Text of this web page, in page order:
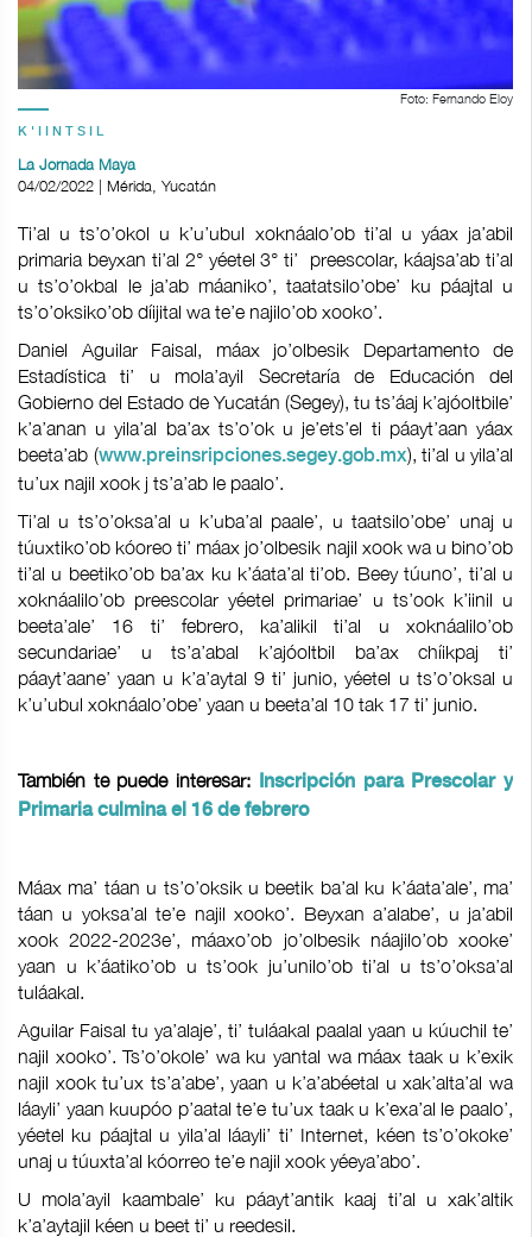
Foto: Fernando Eloy
K'IINTSIL
La Jornada Maya
04/02/2022 | Mérida, Yucatán
Ti’al u ts’o’okol u k’u’ubul xoknáalo’ob ti’al u yáax ja’abil
primaria beyxan ti’al 2° yéetel 3° ti’ preescolar, káajsa’ab ti’al
u ts’o’okbal le ja’ab máaniko’, taatatsilo’obe’ ku páajtal u
ts’o’oksiko’ob díijital wa te’e najilo’ob xooko’.
Daniel Aguilar Faisal, máax jo’olbesik Departamento de
Estadística ti’ u mola’ayil Secretaría de Educación del
Gobierno del Estado de Yucatán (Segey), tu ts’áaj k’ajóoltbile’
k’a’anan u yila’al ba’ax ts’o’ok u je’ets’el ti páayt’aan yáax
beeta’ab (www.preinsripciones.segey.gob.mx), ti’al u yila’al
tu’ux najil xook j ts’a’ab le paalo’.
Ti’al u ts’o’oksa’al u k’uba’al paale’, u taatsilo’obe’ unaj u
túuxtiko’ob kóoreo ti’ máax jo’olbesik najil xook wa u bino’ob
ti’al u beetiko’ob ba’ax ku k’áata’al ti’ob. Beey túuno’, ti’al u
xoknáalilo’ob preescolar yéetel primariae’ u ts’ook k’iinil u
beeta’ale’ 16 ti’ febrero, ka’alikil ti’al u xoknáalilo’ob
secundariae’ u ts’a’abal k’ajóoltbil ba’ax chíikpaj ti’
páayt’aane’ yaan u k’a’aytal 9 ti’ junio, yéetel u ts’o’oksal u
k’u’ubul xoknáalo’obe’ yaan u beeta’al 10 tak 17 ti’ junio.
También te puede interesar:
Inscripción para Prescolar y
Primaria culmina el 16 de febrero
Máax ma’ táan u ts’o’oksik u beetik ba’al ku k’áata’ale’, ma’
táan u yoksa’al te’e najil xooko’. Beyxan a’alabe’, u ja’abil
xook 2022-2023e’, máaxo’ob jo’olbesik náajilo’ob xooke’
yaan u k’áatiko’ob u ts’ook ju’unilo’ob ti’al u ts’o’oksa’al
tuláakal.
Aguilar Faisal tu ya’alaje’, ti’ tuláakal paalal yaan u kúuchil te’
najil xooko’. Ts’o’okole’ wa ku yantal wa máax taak u k’exik
najil xook tu’ux ts’a’abe’, yaan u k’a’abéetal u xak’alta’al wa
láayli’ yaan kuupóo p’aatal te’e tu’ux taak u k’exa’al le paalo’,
yéetel ku páajtal u yila’al láayli’ ti’ Internet, kéen ts’o’okoke’
unaj u túuxta’al kóorreo te’e najil xook yéeya’abo’.
U mola’ayil kaambale’ ku páayt’antik kaaj ti’al u xak’altik
k’a’aytajil kéen u beet ti’ u reedesil.